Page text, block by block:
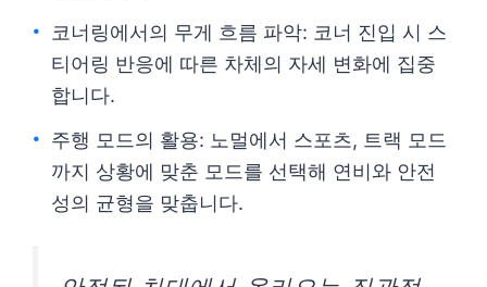
코너링에서의 무게 흐름 파악: 코너 진입 시 스
티어링 반응에 따른 차체의 자세 변화에 집중
합니다.
주행 모드의 활용: 노멀에서 스포츠, 트랙 모드
까지 상황에 맞춘 모드를 선택해 연비와 안전
성의 균형을 맞춥니다.